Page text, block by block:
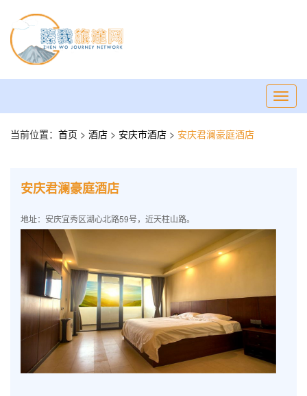
当前位置： 首页 > 酒店 > 安庆市酒店 > 安庆君澜豪庭酒店
安庆君澜豪庭酒店
地址：安庆宜秀区湖心北路59号，近天柱山路。